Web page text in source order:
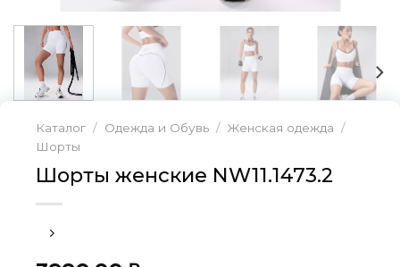
Каталог / Одежда и Обувь / Женская одежда /
Шорты
Шорты женские NW11.1473.2